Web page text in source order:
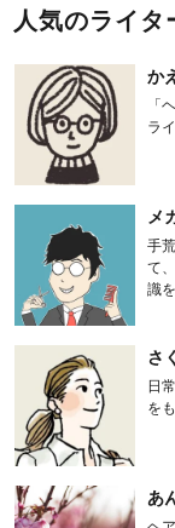
人気のライタ
か
「
ラ
メ
手
て
識
さ
日
を
あ